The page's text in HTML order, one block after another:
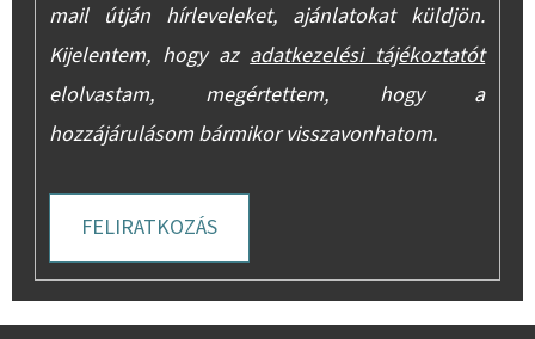
mail útján hírleveleket, ajánlatokat küldjön.
Kijelentem, hogy azadatkezelési tájékoztatót
elolvastam, megértettem, hogy a
hozzájárulásom bármikor visszavonhatom.
FELIRATKOZÁS